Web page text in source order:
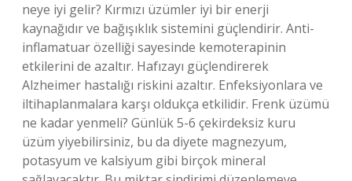
neye iyi gelir? Kırmızı üzümler iyi bir enerji
kaynağıdır ve bağışıklık sistemini güçlendirir. Anti-
inflamatuar özelliği sayesinde kemoterapinin
etkilerini de azaltır. Hafızayı güçlendirerek
Alzheimer hastalığı riskini azaltır. Enfeksiyonlara ve
iltihaplanmalara karşı oldukça etkilidir. Frenk üzümü
ne kadar yenmeli? Günlük 5-6 çekirdeksiz kuru
üzüm yiyebilirsiniz, bu da diyete magnezyum,
potasyum ve kalsiyum gibi birçok mineral